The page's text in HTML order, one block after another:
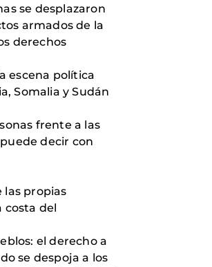
se desplazaron
armados de la
derechos
escena política
Somalia y Sudán
frente a las
decir con
las propias
costa del
el derecho a
se despoja a los